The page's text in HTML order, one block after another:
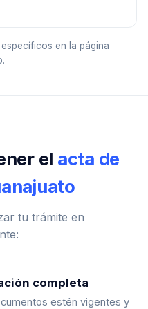
en la página
el acta de
tu trámite en
completa
estén vigentes y